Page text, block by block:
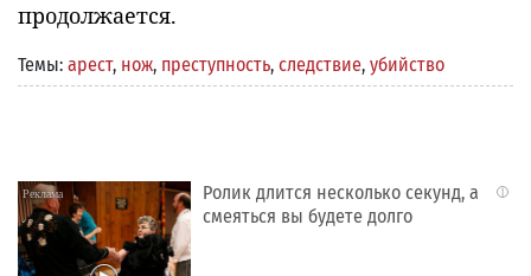
продолжается.
Темы: арест, нож, преступность, следствие, убийство
i
Ролик длится несколько секунд, а
смеяться вы будете долго